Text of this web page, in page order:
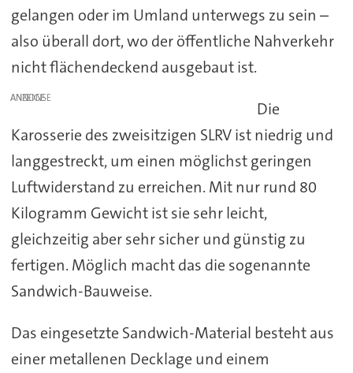
gelangen oder im Umland unterwegs zu sein –
also überall dort, wo der öffentliche Nahverkehr
nicht flächendeckend ausgebaut ist.
ANZEIGE
Die
Karosserie des zweisitzigen SLRV ist niedrig und
langgestreckt, um einen möglichst geringen
Luftwiderstand zu erreichen. Mit nur rund 80
Kilogramm Gewicht ist sie sehr leicht,
gleichzeitig aber sehr sicher und günstig zu
fertigen. Möglich macht das die sogenannte
Sandwich-Bauweise.
Das eingesetzte Sandwich-Material besteht aus
einer metallenen Decklage und einem